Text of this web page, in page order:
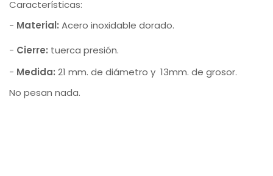
Características:
- Material: Acero inoxidable dorado.
- Cierre: tuerca presión.
- Medida: 21 mm. de diámetro y 13mm. de grosor.
No pesan nada.